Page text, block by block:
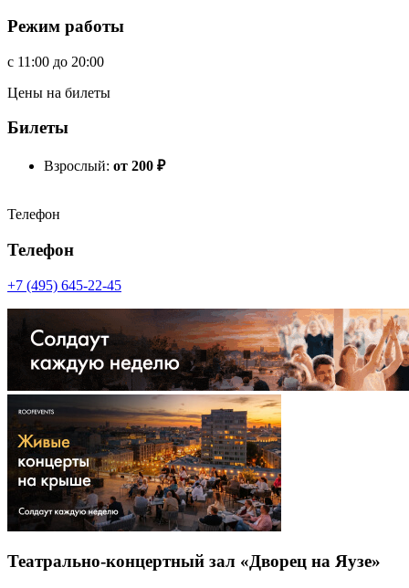
Режим работы
c 11:00 до 20:00
Цены на билеты
Билеты
Взрослый: от 200 ₽
Телефон
Телефон
+7 (495) 645-22-45
Театрально-концертный зал «Дворец на Яузе»